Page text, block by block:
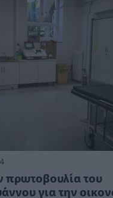
πρωτοβουλία του
για την